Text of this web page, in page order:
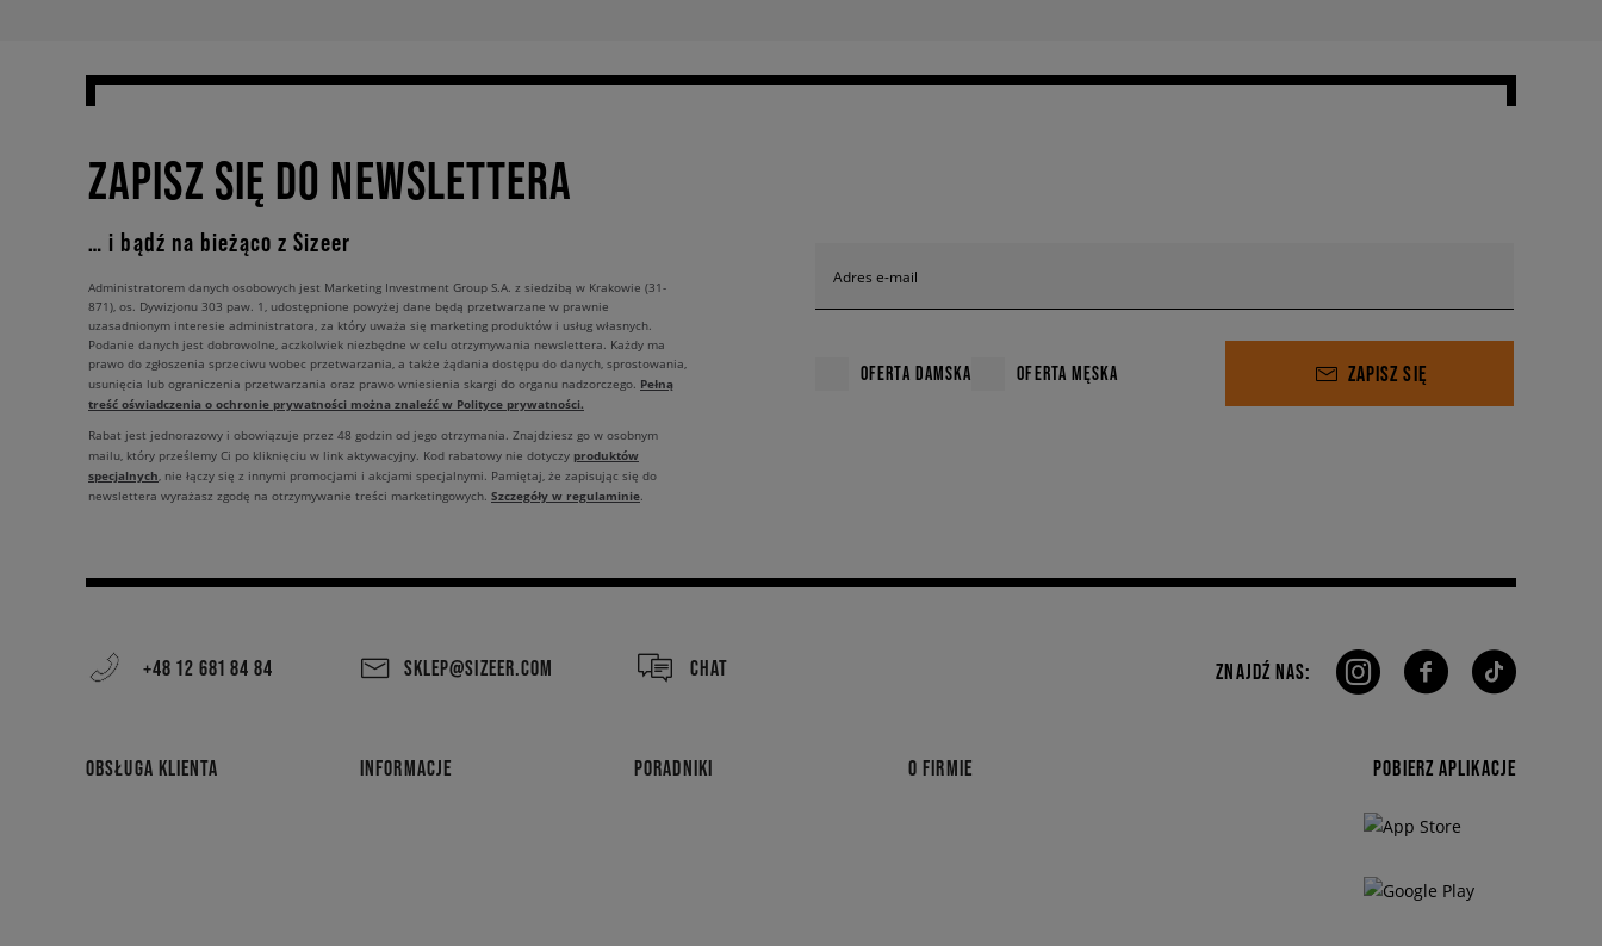
ZAPISZ SIĘ DO NEWSLETTERA
… i bądź na bieżąco z Sizeer
Adres e-mail
OFERTA DAMSKA OFERTA MĘSKA ZAPISZ SIĘ
Administratorem danych osobowych jest Marketing Investment Group S.A. z siedzibą w Krakowie (31-
871), os. Dywizjonu 303 paw. 1, udostępnione powyżej dane będą przetwarzane w prawnie
uzasadnionym interesie administratora, za który uważa się marketing produktów i usług własnych.
Podanie danych jest dobrowolne, aczkolwiek niezbędne w celu otrzymywania newslettera. Każdy ma
prawo do zgłoszenia sprzeciwu wobec przetwarzania, a także żądania dostępu do danych, sprostowania,
usunięcia lub ograniczenia przetwarzania oraz prawo wniesienia skargi do organu nadzorczego. Pełną
treść oświadczenia o ochronie prywatności można znaleźć w Polityce prywatności.
Rabat jest jednorazowy i obowiązuje przez 48 godzin od jego otrzymania. Znajdziesz go w osobnym
mailu, który prześlemy Ci po kliknięciu w link aktywacyjny. Kod rabatowy nie dotyczy produktów
specjalnych, nie łączy się z innymi promocjami i akcjami specjalnymi. Pamiętaj, że zapisując się do
newslettera wyrażasz zgodę na otrzymywanie treści marketingowych. Szczegóły w regulaminie.
+48 12 681 84 84 SKLEP@SIZEER.COM CHAT
OBSŁUGA KLIENTA INFORMACJE PORADNIKI O FIRMIE
ZNAJDŹ NAS:
POBIERZ APLIKACJE